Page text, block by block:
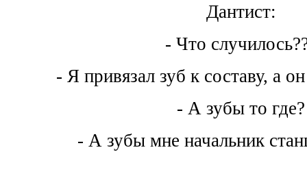
Дантист:
- Что
- Я привязал зуб к составу, а
- А зубы то где?
- А зубы мне начальник